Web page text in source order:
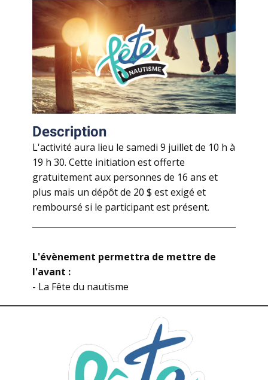
Description
L'activité aura lieu le samedi 9 juillet de 10 h à
19 h 30. Cette initiation est offerte
gratuitement aux personnes de 16 ans et
plus mais un dépôt de 20 $ est exigé et
remboursé si le participant est présent.
L'évènement permettra de mettre de
l'avant :
- La Fête du nautisme